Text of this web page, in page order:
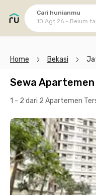
Cari hunianmu
10 Agt 26 - Belum
Home Bekasi
Sewa
1 - 2 dari 2 Apartemen